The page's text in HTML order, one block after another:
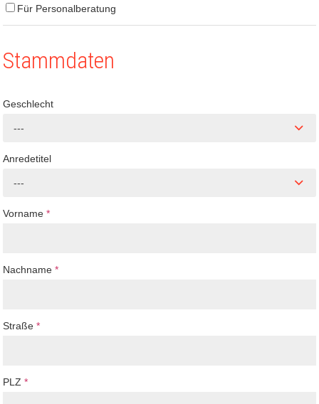
Für Personalberatung
Stammdaten
Geschlecht
---
Anredetitel
---
Vorname*
Nachname*
Straße*
PLZ*